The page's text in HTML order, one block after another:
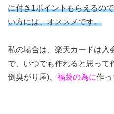
に付き1ポイントもらえるの
い方には、オススメです。
私の場合は、楽天カードは入
で、いつでも作れると思って
倒臭がり屋)、 福袋の為に作っ